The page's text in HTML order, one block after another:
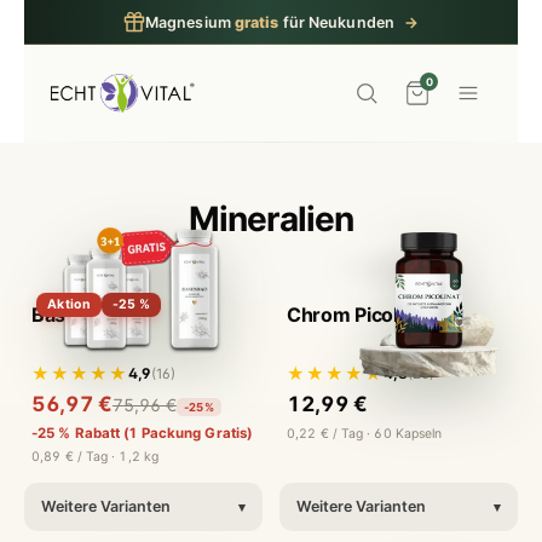
Magnesium gratis für Neukunden →
0
Mineralien
Aktion -25 %
Basenbad
★★★★★ 4,9(16)
56,97 €75,96 € -25%
-25 % Rabatt (1 Packung Gratis)
0,89 € / Tag · 1,2 kg
Weitere Varianten ▾
Chrom Picolinat
★★★★★4,8(20)
12,99 €
0,22 € / Tag · 60 Kapseln
Weitere Varianten ▾